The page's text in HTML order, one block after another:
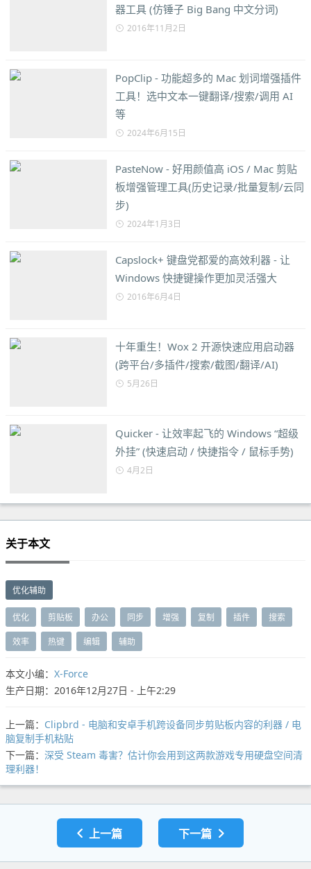
器工具 (仿锤子 Big Bang 中文分词)
2016年11月2日
PopClip - 功能超多的 Mac 划词增强插件
工具！选中文本一键翻译/搜索/调用 AI
等
2024年6月15日
PasteNow - 好用颜值高 iOS / Mac 剪贴
板增强管理工具(历史记录/批量复制/云同
步)
2024年1月3日
Capslock+ 键盘党都爱的高效利器 - 让
Windows 快捷键操作更加灵活强大
2016年6月4日
十年重生！Wox 2 开源快速应用启动器
(跨平台/多插件/搜索/截图/翻译/AI)
5月26日
Quicker - 让效率起飞的 Windows “超级
外挂” (快速启动 / 快捷指令 / 鼠标手势)
4月2日
关于本文
优化辅助
优化 剪贴板 办公 同步 增强 复制 插件 搜索
效率 热键 编辑 辅助
本文小编： X-Force
生产日期：2016年12月27日 - 上午2:29
上一篇： Clipbrd - 电脑和安卓手机跨设备同步剪贴板内容的利器 / 电
脑复制手机粘贴
下一篇： 深受 Steam 毒害？估计你会用到这两款游戏专用硬盘空间清
理利器！
上一篇 下一篇